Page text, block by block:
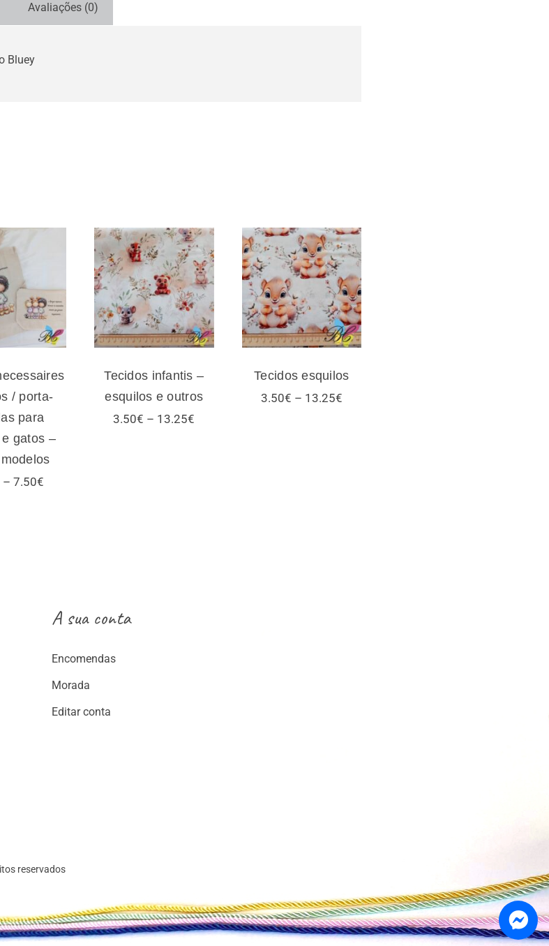
Avaliações (0)
Bluey
/
/
porta-
para
e gatos –
modelos
/ porta-
para
gatos –
– 7.50€Price
Tecidos infantis
– esquilos e
outros
Tecidos infantis –
esquilos e outros
3.50€ – 13.25€
Tecidos esquilos
Tecidos esquilos
3.50€ – 13.25€Price
A sua conta
Encomendas
Morada
Editar conta
reservados